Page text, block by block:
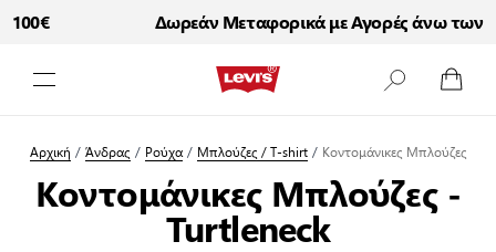
Δωρεάν Μεταφορικά με Αγορές άνω των
Αρχική / Άνδρας / Ρούχα / Μπλούζες / T-shirt / Κοντομάνικες Μπλούζες
Κοντομάνικες Μπλούζες -
Turtleneck